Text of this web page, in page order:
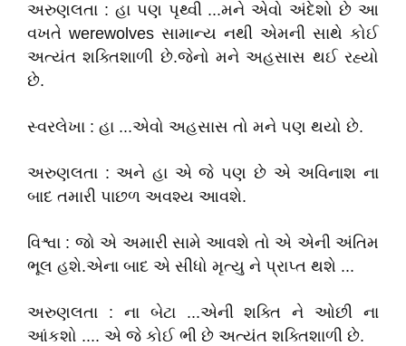
અરુણલતા : હા પણ પૃથ્વી ...મને એવો અંદેશો છે આ
વખતે werewolves સામાન્ય નથી એમની સાથે કોઈ
અત્યંત શક્તિશાળી છે.જેનો મને અહસાસ થઈ રહ્યો
છે.
સ્વરલેખા : હા ...એવો અહસાસ તો મને પણ થયો છે.
અરુણલતા : અને હા એ જે પણ છે એ અવિનાશ ના
બાદ તમારી પાછળ અવશ્ય આવશે.
વિશ્વા : જો એ અમારી સામે આવશે તો એ એની અંતિમ
ભૂલ હશે.એના બાદ એ સીધો મૃત્યુ ને પ્રાપ્ત થશે ...
અરુણલતા : ના બેટા ...એની શક્તિ ને ઓછી ના
આંકશો .... એ જે કોઈ ભી છે અત્યંત શક્તિશાળી છે.